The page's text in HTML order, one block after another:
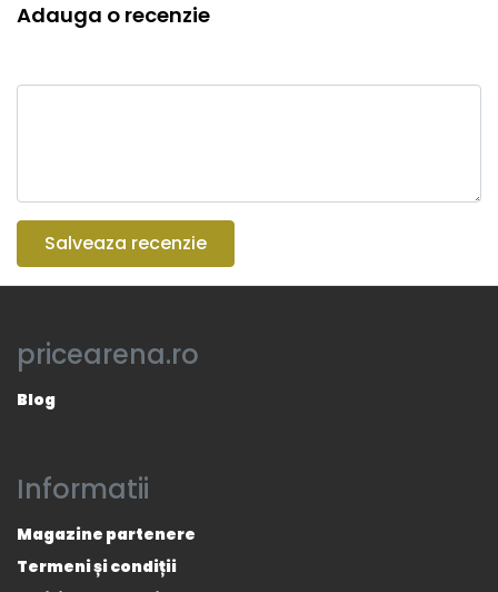
Adauga o recenzie
Salveaza recenzie
pricearena.ro
Blog
Informatii
Magazine partenere
Termeni și condiții